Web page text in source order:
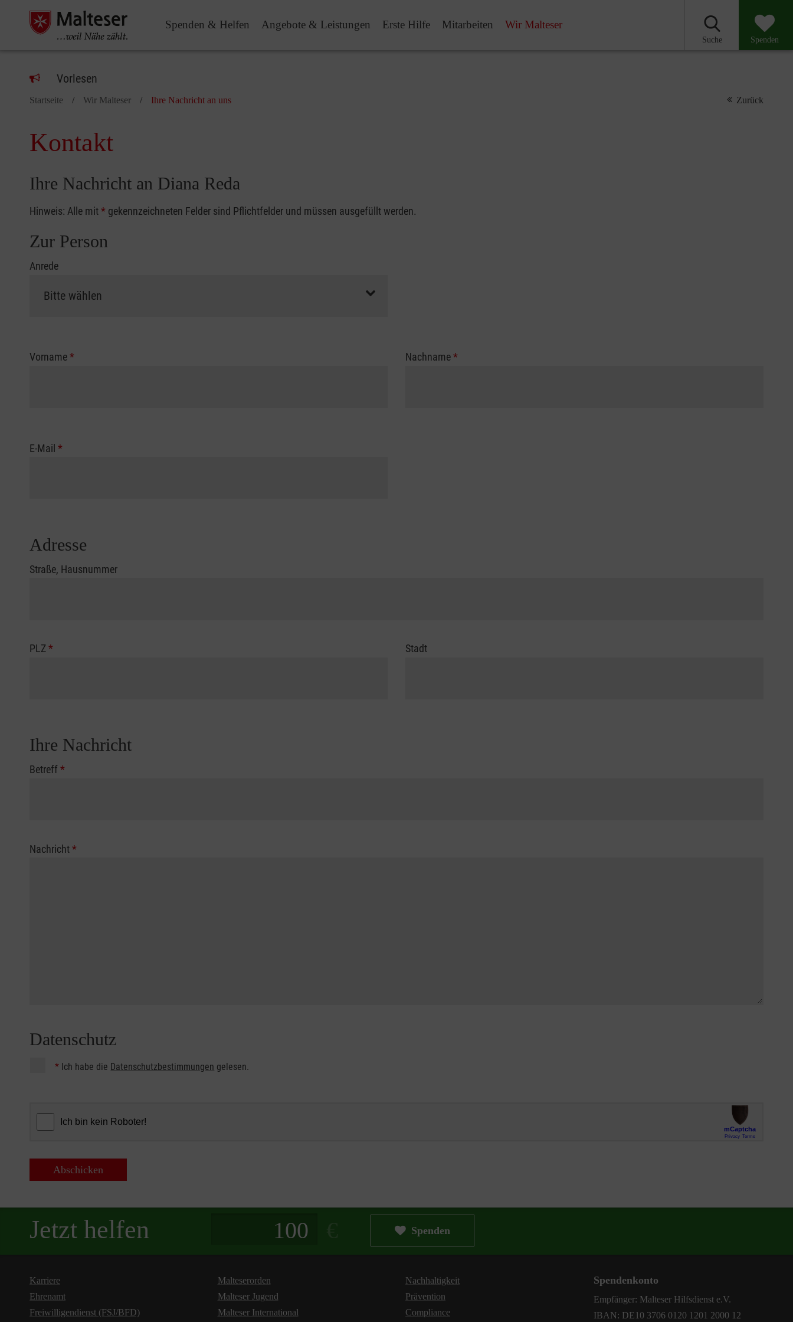
Spenden & Helfen Angebote & Leistungen Erste Hilfe Mitarbeiten Wir Malteser
Suche Spenden
Vorlesen
Startseite Wir Malteser Ihre Nachricht an uns Zurück
Kontakt
Ihre Nachricht an Diana Reda
Hinweis: Alle mit* gekennzeichneten Felder sind Pflichtfelder und müssen ausgefüllt werden.
Zur Person
Anrede
Vorname* Nachname*
E-Mail *
Adresse
Straße, Hausnummer
PLZ* Stadt
Ihre Nachricht
Betreff*
Nachricht*
Datenschutz
* Ich habe die Datenschutzbestimmungen gelesen.
Abschicken
Jetzt helfen Spenden
Karriere
Ehrenamt
Freiwilligendienst (FSJ/BFD)
Malteserorden
Malteser Jugend
Malteser International
Nachhaltigkeit
Prävention
Compliance
Spendenkonto
Empfänger: Malteser Hilfsdienst e.V.
IBAN: DE10 3706 0120 1201 2000 12